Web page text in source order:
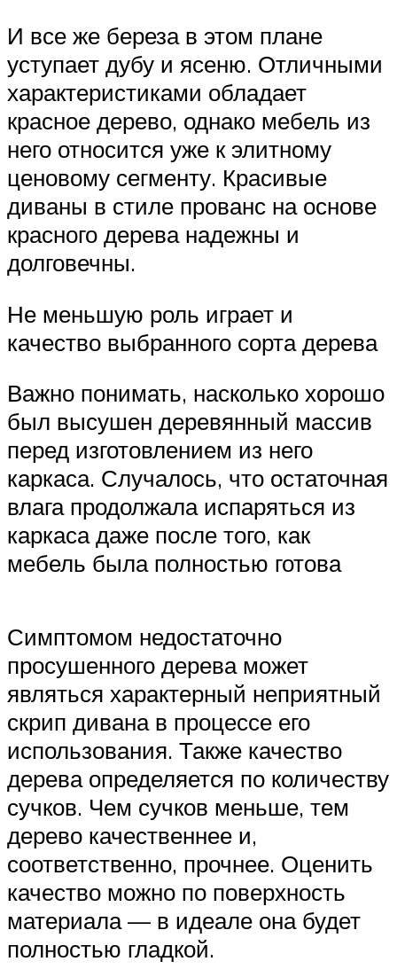
И все же береза в этом плане
уступает дубу и ясеню. Отличными
характеристиками обладает
красное дерево, однако мебель из
него относится уже к элитному
ценовому сегменту. Красивые
диваны в стиле прованс на основе
красного дерева надежны и
долговечны.
Не меньшую роль играет и
качество выбранного сорта дерева
Важно понимать, насколько хорошо
был высушен деревянный массив
перед изготовлением из него
каркаса. Случалось, что остаточная
влага продолжала испаряться из
каркаса даже после того, как
мебель была полностью готова
Симптомом недостаточно
просушенного дерева может
являться характерный неприятный
скрип дивана в процессе его
использования. Также качество
дерева определяется по количеству
сучков. Чем сучков меньше, тем
дерево качественнее и,
соответственно, прочнее. Оценить
качество можно по поверхность
материала — в идеале она будет
полностью гладкой.